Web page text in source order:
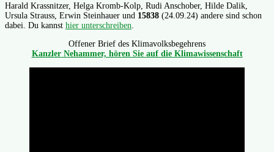
Harald Krassnitzer, Helga Kromb-Kolp, Rudi Anschober, Hilde Dalik,
Ursula Strauss, Erwin Steinhauer und 15838 (24.09.24) andere sind schon
dabei. Du kannst hier unterschreiben
Offener Brief des Klimavolksbegehrens
Kanzler Nehammer, hören Sie auf die Klimawissenschaft